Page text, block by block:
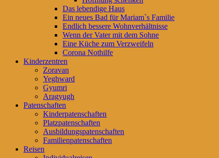
Das lebendige Haus
Ein neues Bad für Mariam`s Familie
Endlich bessere Wohnverhältnisse
Wenn der Vater mit dem Sohne
Eine Küche zum Verzweifeln
Corona Nothilfe
Kinderzentren
Zoravan
Yeghward
Gyumri
Aragyugh
Patenschaften
Kinderpatenschaften
Platzpatenschaften
Ausbildungspatenschaften
Familienpatenschaften
Reisen